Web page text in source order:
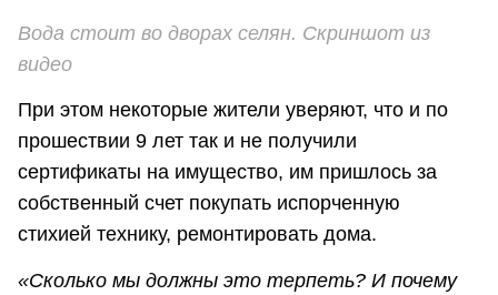
Вода стоит во дворах селян. Скриншот из
видео
При этом некоторые жители уверяют, что и по
прошествии 9 лет так и не получили
сертификаты на имущество, им пришлось за
собственный счет покупать испорченную
стихией технику, ремонтировать дома.
«Сколько мы должны это терпеть? И почему